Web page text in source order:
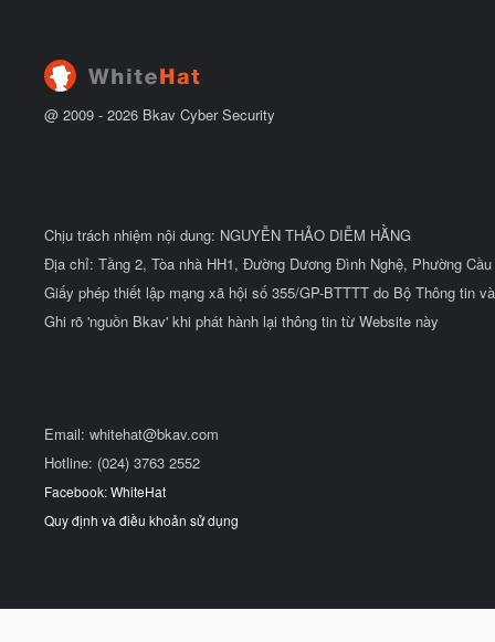
u
@ 2009 - 2026 Bkav Cyber Security
Chịu trách nhiệm nội dung: NGUYỄN THẢO DIỄM HẰNG
Địa chỉ: Tầng 2, Tòa nhà HH1, Đường Dương Đình Nghệ, Phường
Giấy phép thiết lập mạng xã hội số 355/GP-BTTTT do Bộ Thông tin
Ghi rõ 'nguồn Bkav' khi phát hành lại thông tin từ Website này
Email: whitehat@bkav.com
Hotline: (024) 3763 2552
Facebook: WhiteHat
Quy định và điều khoản sử dụng